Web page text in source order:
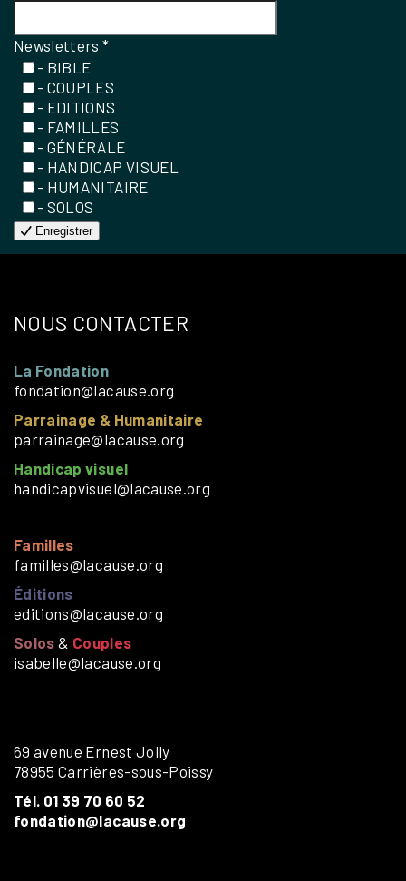
Newsletters*
- BIBLE
- COUPLES
- EDITIONS
- FAMILLES
- GÉNÉRALE
- HANDICAP VISUEL
- HUMANITAIRE
- SOLOS
Enregistrer
NOUS CONTACTER
La Fondation
fondation@lacause.org
Parrainage & Humanitaire
parrainage@lacause.org
Handicap visuel
handicapvisuel@lacause.org
Familles
familles@lacause.org
Éditions
editions@lacause.org
Solos & Couples
isabelle@lacause.org
69 avenue Ernest Jolly
78955 Carrières-sous-Poissy
Tél. 01 39 70 60 52
fondation@lacause.org